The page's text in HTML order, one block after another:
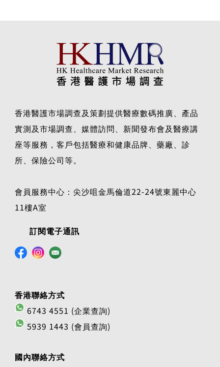
香港醫護市場調查及策劃提供醫療數碼推廣、產品
實測及市場調查、媒體訪問、新聞發布會及醫療講
座等服務，客戶包括醫療和健康品牌、藥廠、診
所、保險公司等。
會員服務中心：尖沙咀金馬倫道22-24號東麗中心
11樓A室
訂閱電子通訊
香港聯絡方式
6743 4551 (企業查詢)
5939 1443 (會員查詢)
國內聯絡方式